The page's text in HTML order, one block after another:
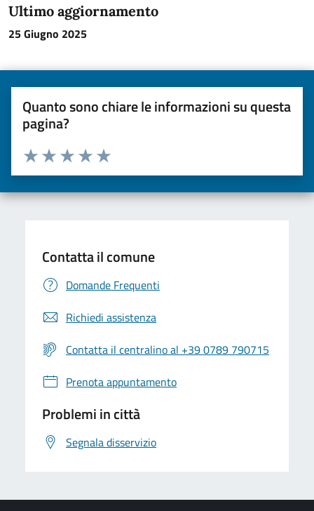
Ultimo aggiornamento
25 Giugno 2025
Quanto sono chiare le informazioni su questa
pagina?
Valuta da 1 a 5 stelle la pagina
Valuta 5 stelle su 5
Valuta 4 stelle su 5
Valuta 3 stelle su 5
Valuta 2 stelle su 5
Valuta una stella su 5
Contatta il comune
Domande Frequenti
Richiedi assistenza
Contatta il centralino al +39 0789 790715
Prenota appuntamento
Problemi in città
Segnala disservizio